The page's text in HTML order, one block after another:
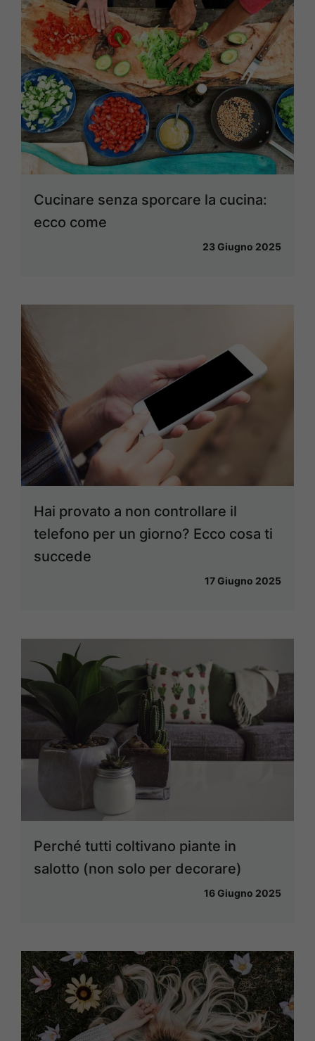
Cucinare senza sporcare la cucina:
ecco come
23 Giugno 2025
Hai provato a non controllare il
telefono per un giorno? Ecco cosa ti
succede
17 Giugno 2025
Perché tutti coltivano piante in
salotto (non solo per decorare)
16 Giugno 2025